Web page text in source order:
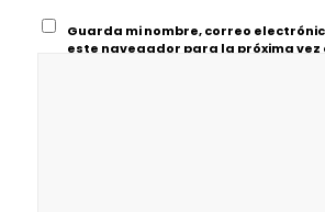
Guarda mi nombre, correo
este navegador para la próxima vez